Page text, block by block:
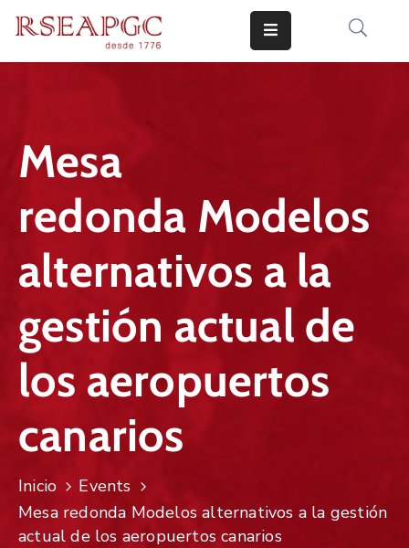
COMUNICADOS
CONOCERNOS
CONTACTO
Mesa
redonda Modelos
alternativos a la
gestión actual de
los aeropuertos
canarios
Inicio
Events
Mesa redonda Modelos alternativos a la gestión
actual de los aeropuertos canarios